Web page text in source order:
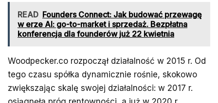
READ Founders Connect: Jak budować przewagę
w erze AI: go-to-market i sprzedaż. Bezpłatna
konferencja dla founderów już 22 kwietnia
Woodpecker.co rozpoczął działalność w 2015 r. Od
tego czasu spółka dynamicznie rośnie, skokowo
zwiększając skalę swojej działalności: w 2017 r.